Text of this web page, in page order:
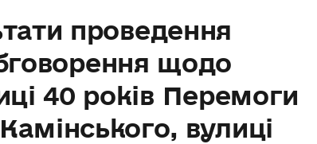
проведення
щодо
40 років Перемоги
вулиці